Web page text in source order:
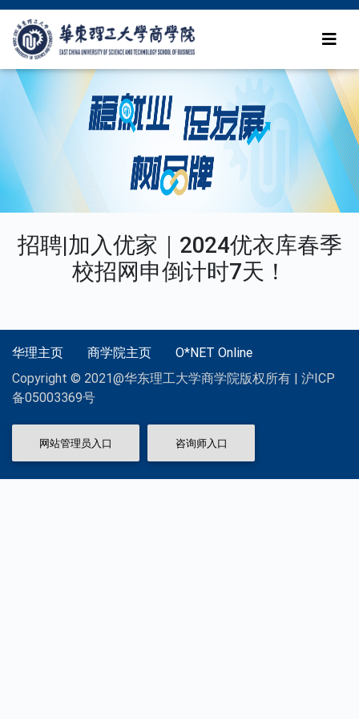
招聘|加入优家｜2024优衣库春季
校招网申倒计时7天！
华理主页 商学院主页
O*NET Online
Copyright © 2021@华东理工大学商学院版权所有 | 沪ICP
备05003369号
网站管理员入口 咨询师入口